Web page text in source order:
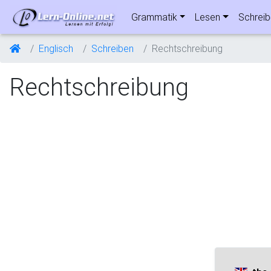
Grammatik Lesen
Englisch Schreiben Rechtschreibung
Rechtschreibung